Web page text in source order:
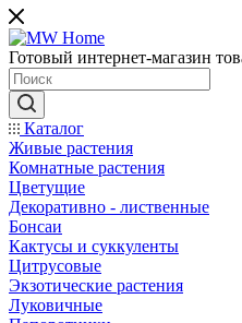
Готовый интернет-магазин
Каталог
Живые растения
Комнатные растения
Цветущие
Декоративно - лиственные
Бонсаи
Кактусы и суккуленты
Цитрусовые
Экзотические растения
Луковичные